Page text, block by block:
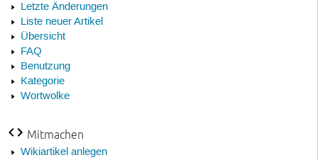
Letzte Änderungen
Liste neuer Artikel
Übersicht
FAQ
Benutzung
Kategorie
Wortwolke
Mitmachen
Wikiartikel anlegen